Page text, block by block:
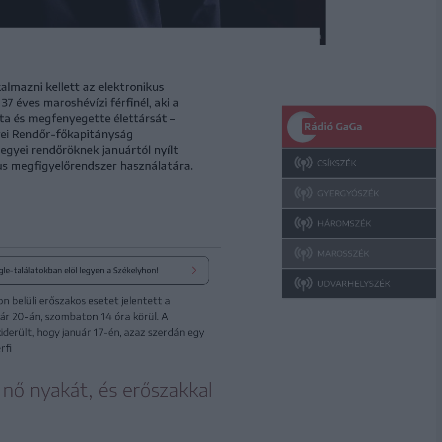
kellett az elektronikus
éves maroshévízi férfinél, aki a
és megfenyegette élettársát –
Rendőr-főkapitányság
rendőröknek januártól nyílt
megfigyelőrendszer használatára.
találatokban elöl legyen a Székelyhon!
belüli erőszakos esetet jelentett a
20-án, szombaton 14 óra körül. A
hogy január 17-én, azaz szerdán egy
nyakát, és erőszakkal
Rádió GaGa
CSÍKSZÉK
GYERGYÓSZÉK
HÁROMSZÉK
MAROSSZÉK
UDVARHELYSZÉK